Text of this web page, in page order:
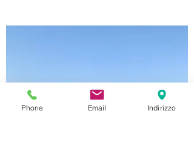
Phone Email Indirizzo